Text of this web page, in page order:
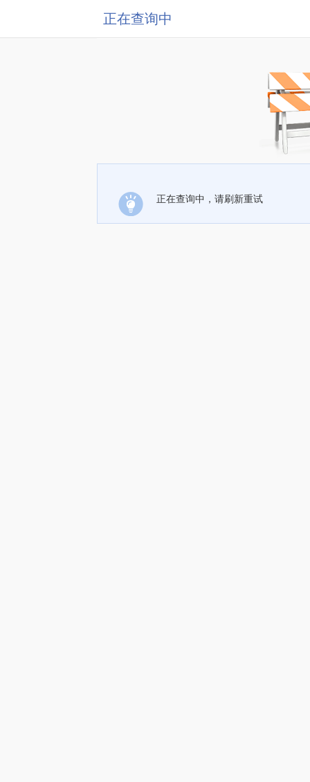
正在查询中
正在查询中，请刷新重试